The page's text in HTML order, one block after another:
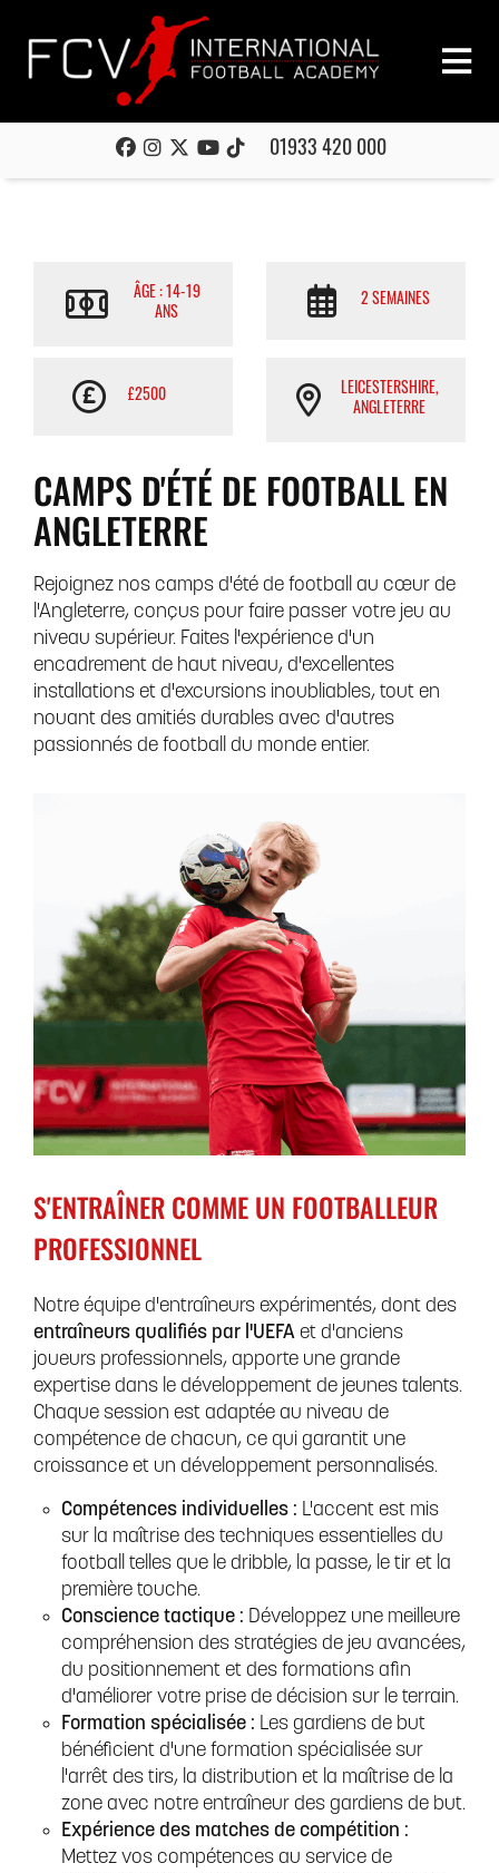
01933 420 000
ÂGE : 14-19
ANS
2 SEMAINES
£2500
LEICESTERSHIRE,
ANGLETERRE
CAMPS D'ÉTÉ DE FOOTBALL EN
ANGLETERRE
Rejoignez nos camps d'été de football au cœur de
l'Angleterre, conçus pour faire passer votre jeu au
niveau supérieur. Faites l'expérience d'un
encadrement de haut niveau, d'excellentes
installations et d'excursions inoubliables, tout en
nouant des amitiés durables avec d'autres
passionnés de football du monde entier.
S'ENTRAÎNER COMME UN FOOTBALLEUR
PROFESSIONNEL
Notre équipe d'entraîneurs expérimentés, dont des
entraîneurs qualifiés par l'UEFA et d'anciens
joueurs professionnels, apporte une grande
expertise dans le développement de jeunes talents.
Chaque session est adaptée au niveau de
compétence de chacun, ce qui garantit une
croissance et un développement personnalisés.
Compétences individuelles : L'accent est mis
sur la maîtrise des techniques essentielles du
football telles que le dribble, la passe, le tir et la
première touche.
Conscience tactique : Développez une meilleure
compréhension des stratégies de jeu avancées,
du positionnement et des formations afin
d'améliorer votre prise de décision sur le terrain.
Formation spécialisée : Les gardiens de but
bénéficient d'une formation spécialisée sur
l'arrêt des tirs, la distribution et la maîtrise de la
zone avec notre entraîneur des gardiens de but.
Expérience des matches de compétition :
Mettez vos compétences au service de